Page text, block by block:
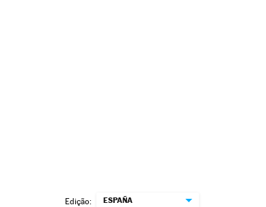
Edição: ESPAÑA